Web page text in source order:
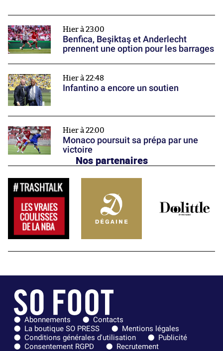
Hier à 23:00
Benfica, Beşiktaş et Anderlecht
prennent une option pour les barrages
Hier à 22:48
Infantino a encore un soutien
Hier à 22:00
Monaco poursuit sa prépa par une
victoire
Nos partenaires
Abonnements
Contacts
La boutique SO PRESS
Mentions légales
Conditions générales d'utilisation
Publicité
Consentement RGPD
Recrutement